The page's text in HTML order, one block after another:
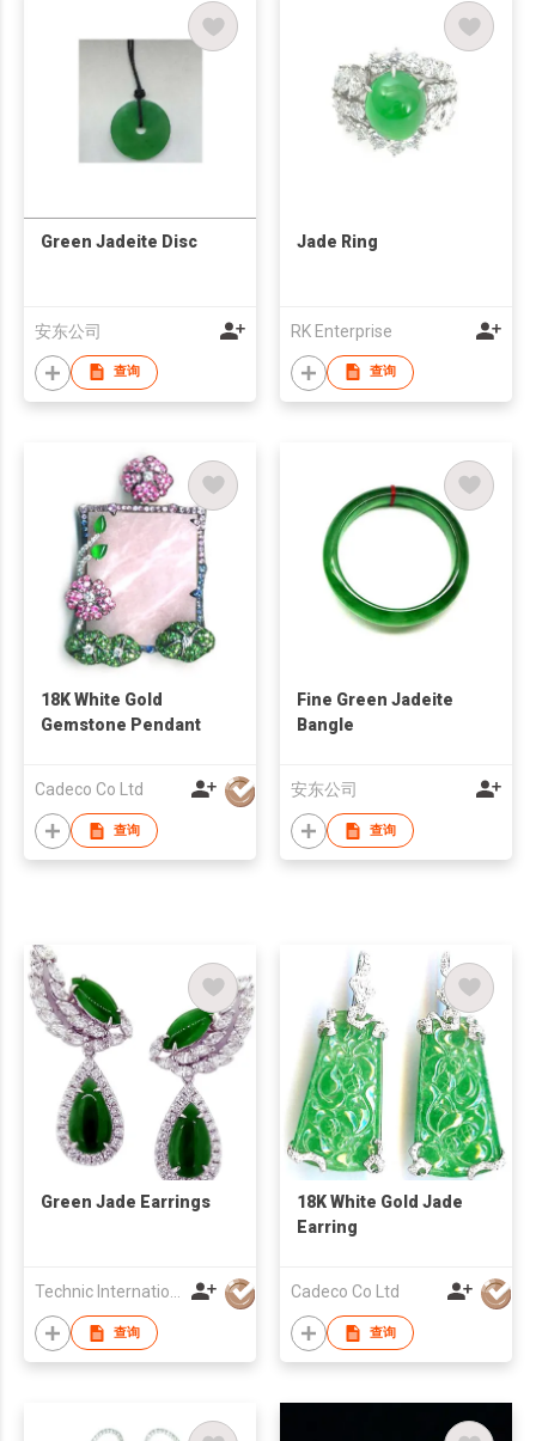
Green Jadeite Disc
安东公司
查询
Jade Ring
RK Enterprise
查询
18K White Gold
Gemstone Pendant
Cadeco Co Ltd
查询
Fine Green Jadeite
Bangle
安东公司
查询
Green Jade Earrings
查询
18K White Gold Jade
Earring
Cadeco Co Ltd
查询